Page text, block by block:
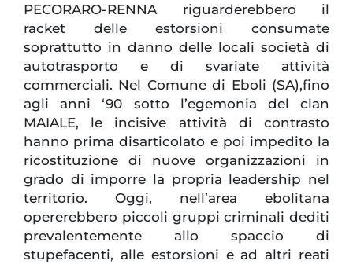
PECORARO-RENNA riguarderebbero il
racket delle estorsioni consumate
soprattutto in danno delle locali società di
autotrasporto e di svariate attività
commerciali. Nel Comune di Eboli (SA),fino
agli anni ‘90 sotto l’egemonia del clan
MAIALE, le incisive attività di contrasto
hanno prima disarticolato e poi impedito la
ricostituzione di nuove organizzazioni in
grado di imporre la propria leadership nel
territorio. Oggi, nell’area ebolitana
opererebbero piccoli gruppi criminali dediti
prevalentemente allo spaccio di
stupefacenti, alle estorsioni e ad altri reati